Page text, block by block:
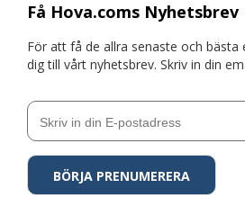
Få Hova.coms Nyhetsbrev
För att få de allra senaste och bästa
dig till vårt nyhetsbrev. Skriv in din